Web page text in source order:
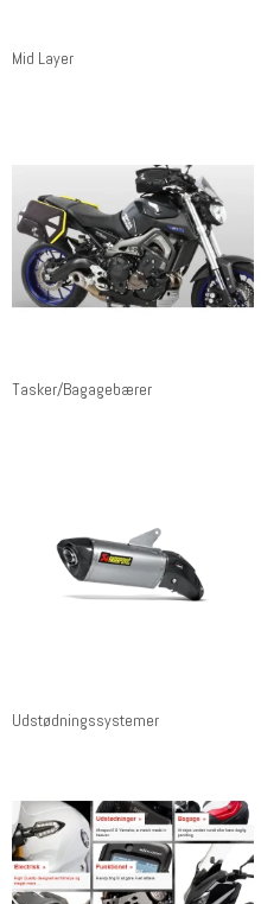
Mid Layer
Tasker/Bagagebærer
Udstødningssystemer